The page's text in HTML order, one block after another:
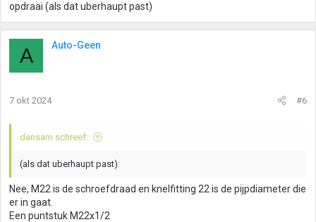
opdraai (als dat uberhaupt past)
A Auto-Geen
7 okt 2024 #6
dansam schreef:
(als dat uberhaupt past)
Nee, M22 is de schroefdraad en knelfitting 22 is de pijpdiameter die
er in gaat.
Een puntstuk M22x1/2